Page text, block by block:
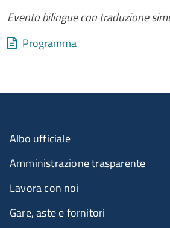
Evento bilingue con traduzione
Allegati
Document
Programma
Albo ufficiale
Amministrazione trasparente
Lavora con noi
Gare, aste e fornitori